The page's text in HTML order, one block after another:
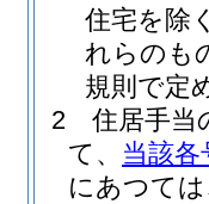
住宅を除
れらのも
規則で定
2
住居手当
て、 当該各
にあつて